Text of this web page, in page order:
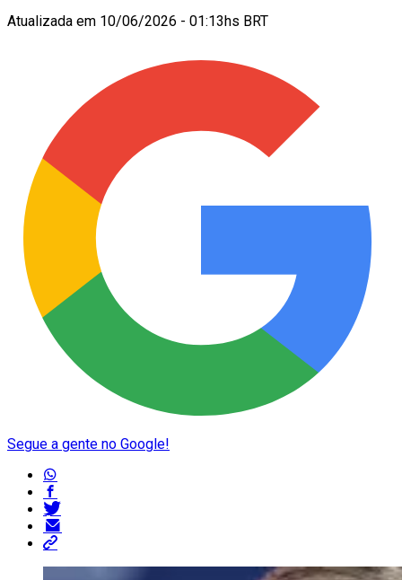
Atualizada em 10/06/2026 - 01:13hs BRT
Segue a gente no Google!